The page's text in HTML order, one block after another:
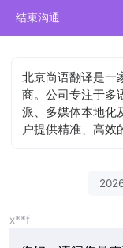
结束沟通
北京尚语翻译是一
商。公司专注于多
派、多媒体本地化
户提供精准、高效
x**f